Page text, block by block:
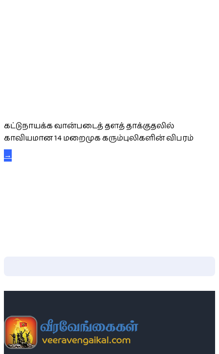
கட்டுநாயக்க வான்படைத் தளத் தாக்குதலில்
காவியமான 14 மறைமுக கரும்புலிகளின் விபரம்
→